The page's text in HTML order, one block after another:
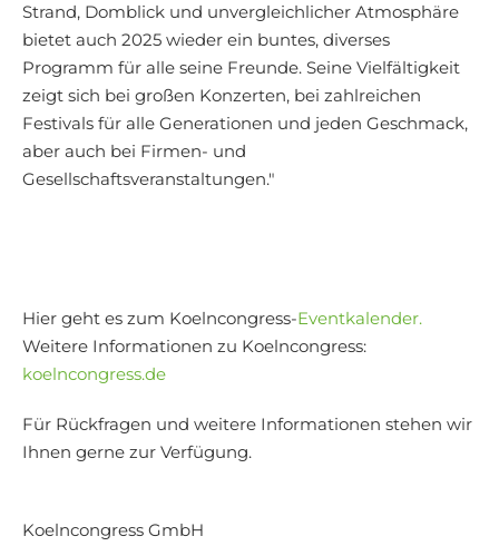
Strand, Domblick und unvergleichlicher Atmosphäre
bietet auch 2025 wieder ein buntes, diverses
Programm für alle seine Freunde. Seine Vielfältigkeit
zeigt sich bei großen Konzerten, bei zahlreichen
Festivals für alle Generationen und jeden Geschmack,
aber auch bei Firmen- und
Gesellschaftsveranstaltungen."
Hier geht es zum Koelncongress-Eventkalender.
Weitere Informationen zu Koelncongress:
koelncongress.de
Für Rückfragen und weitere Informationen stehen wir
Ihnen gerne zur Verfügung.
Koelncongress GmbH